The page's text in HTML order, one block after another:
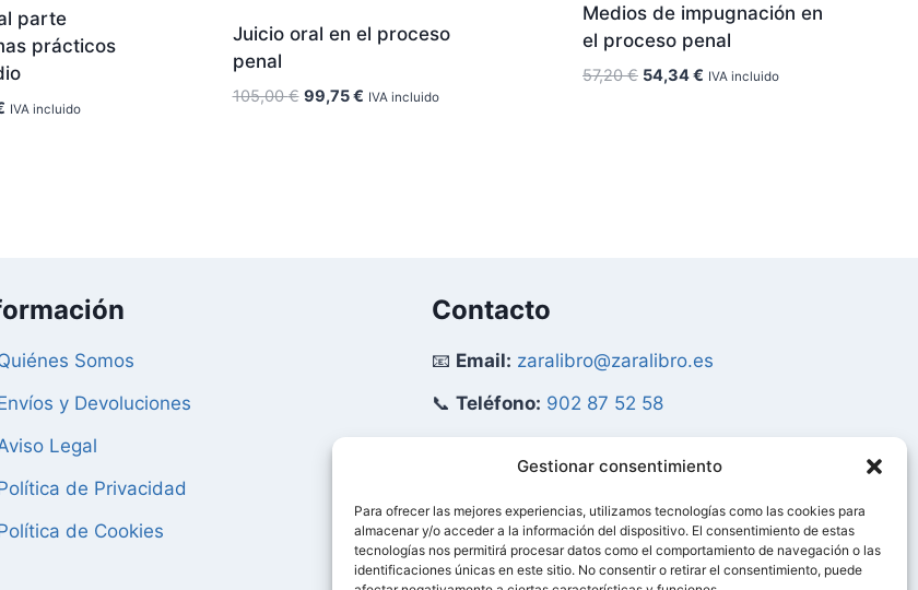
Gestionar consentimiento
Para ofrecer las mejores experiencias, utilizamos tecnologías como las cookies para
almacenar y/o acceder a la información del dispositivo. El consentimiento de estas
tecnologías nos permitirá procesar datos como el comportamiento de navegación o las
identificaciones únicas en este sitio. No consentir o retirar el consentimiento, puede
parte
prácticos
El
IVA incluido
Juicio oral en el proceso
penal
105,00€ El
99,75€ElIVA incluido
Medios de impugnación en
el proceso penal
57,20€ El
54,34€ El
IVA incluido
Somos
y Devoluciones
Legal
de Privacidad
de Cookies
Contacto
📧 Email: zaralibro@zaralibro.es
📞 Teléfono: 902 87 52 58
Mi Cuenta
👤Acceder / Mi Cuenta
🛒Ver Carrito